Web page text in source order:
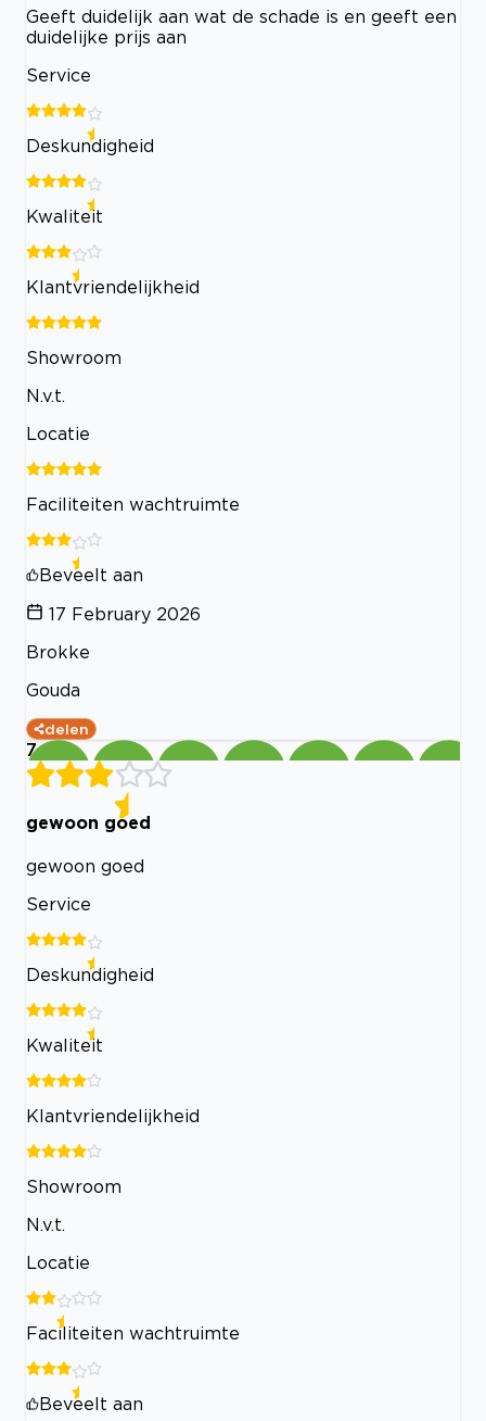
Geeft duidelijk aan wat de schade is en geeft een
duidelijke prijs aan
Service
Deskundigheid
Kwaliteit
Klantvriendelijkheid
Showroom
N.v.t.
Locatie
Faciliteiten wachtruimte
Beveelt aan
17 February 2026
Brokke
Gouda
delen
7
gewoon goed
gewoon goed
Service
Deskundigheid
Kwaliteit
Klantvriendelijkheid
Showroom
N.v.t.
Locatie
Faciliteiten wachtruimte
Beveelt aan